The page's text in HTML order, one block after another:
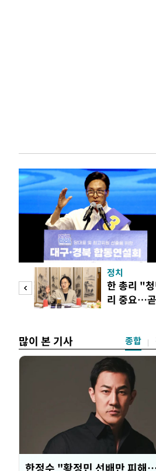
피
정치
한 총리 "
리 중요…
많이 본 기사 종합
한정수 "황정민 선배만 피해